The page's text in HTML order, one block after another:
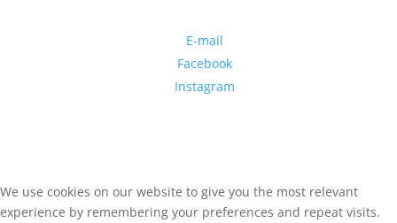
E-mail
Facebook
Instagram
We use cookies on our website to give you the most relevant
experience by remembering your preferences and repeat visits.